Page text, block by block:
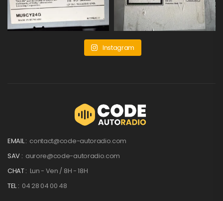
Instagram
EMAIL : contact@code-autoradio.com
SAV : aurore@code-autoradio.com
CHAT : Lun - Ven / 8H - 18H
TEL : 04 28 04 00 48